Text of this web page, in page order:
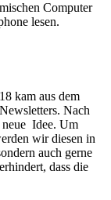
Computer
lesen.
kam aus dem
Nach
neue Idee. Um
wir diesen in
auch gerne
dass die